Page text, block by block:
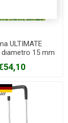
ULTIMATE
15 mm